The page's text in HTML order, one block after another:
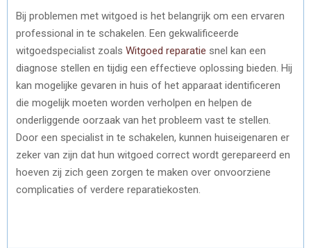
Bij problemen met witgoed is het belangrijk om een ervaren
professional in te schakelen. Een gekwalificeerde
witgoedspecialist zoals Witgoed reparatie snel kan een
diagnose stellen en tijdig een effectieve oplossing bieden. Hij
kan mogelijke gevaren in huis of het apparaat identificeren
die mogelijk moeten worden verholpen en helpen de
onderliggende oorzaak van het probleem vast te stellen.
Door een specialist in te schakelen, kunnen huiseigenaren er
zeker van zijn dat hun witgoed correct wordt gerepareerd en
hoeven zij zich geen zorgen te maken over onvoorziene
complicaties of verdere reparatiekosten.